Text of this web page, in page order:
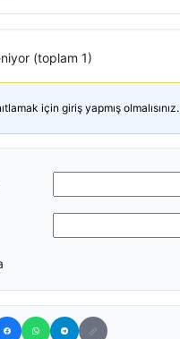
(toplam 1)
için giriş yapmış olmalısınız.